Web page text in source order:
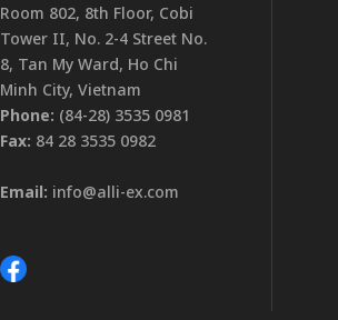
Room 802, 8th Floor, Cobi
Tower II, No. 2-4 Street No.
8, Tan My Ward, Ho Chi
Minh City, Vietnam
Phone: (84-28) 3535 0981
Fax: 84 28 3535 0982
Email: info@alli-ex.com